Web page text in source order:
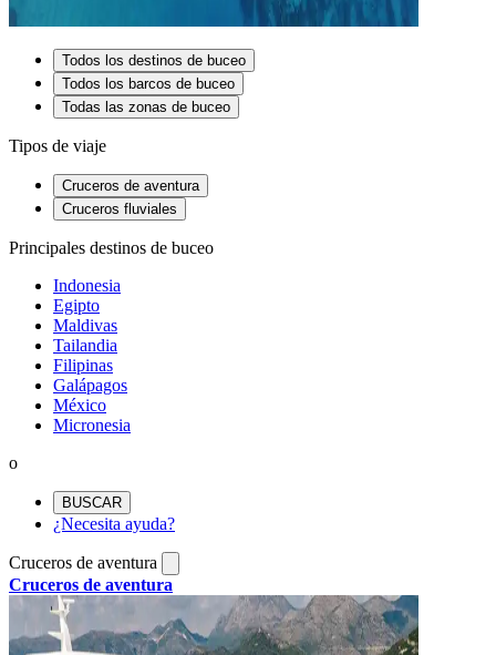
Todos los destinos de buceo
Todos los barcos de buceo
Todas las zonas de buceo
Tipos de viaje
Cruceros de aventura
Cruceros fluviales
Principales destinos de buceo
Indonesia
Egipto
Maldivas
Tailandia
Filipinas
Galápagos
México
Micronesia
o
BUSCAR
¿Necesita ayuda?
Cruceros de aventura
Cruceros de aventura